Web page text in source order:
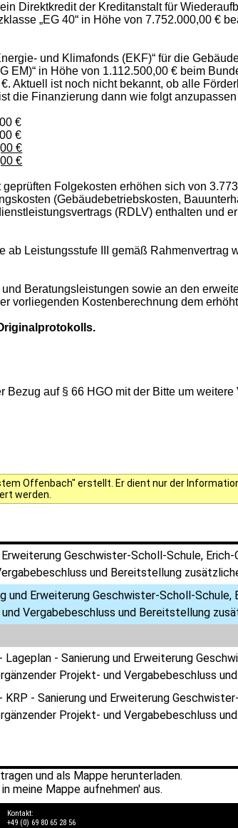
Direktkredit der Kreditanstalt für
„EG 40“ in Höhe von 7.752.000,00 €
und Klimafonds (EKF)“ für die
EM)“ in Höhe von 1.112.500,00 € beim
Aktuell ist noch nicht bekannt, ob alle
die Finanzierung dann wie folgt
€
€
€
€
Folgekosten erhöhen sich von
(Gebäudebetriebskosten,
(RDLV) enthalten und
Leistungsstufe III gemäß
Beratungsleistungen sowie an den
vorliegenden Kostenberechnung dem
auf § 66 HGO mit der Bitte um weitere
Offenbach" erstellt. Er dient nur der
werden.
Erweiterung Geschwister-Scholl-Schule,
und Bereitstellung
und Erweiterung Geschwister-Scholl-
Vergabebeschluss und Bereitstellung
Lageplan - Sanierung und Erweiterung
Projekt- und Vergabebeschluss
KRP - Sanierung und Erweiterung
Projekt- und Vergabebeschluss
und als Mappe herunterladen.
in meine Mappe aufnehmen' aus.
Kontakt:
+49 (0) 69 80 65 28 56